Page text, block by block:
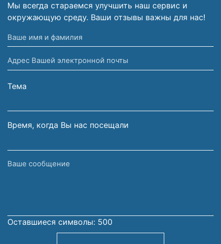
Мы всегда стараемся улучшить наш сервис и
окружающую среду. Ваши отзывы важны для нас!
Ваше
имя
и
фамилия
Адрес
Вашей
электронной
Тема
Время, когда Вы нас посещали
Ваше
Оставшиеся символы: 500